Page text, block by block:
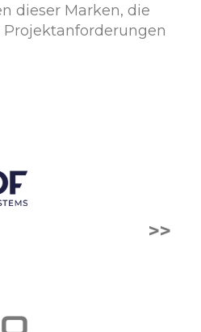
dieser Marken, die
>>